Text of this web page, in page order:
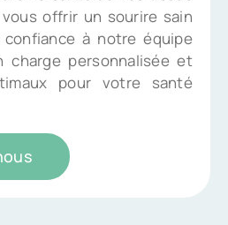
offrir un sourire sain
à notre équipe
charge personnalisée et
pour votre santé